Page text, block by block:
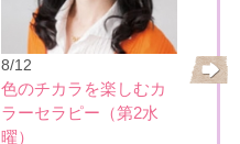
8/12
色のチカラを楽しむカ
ラーセラピー（第2水
曜）
8/21
基本